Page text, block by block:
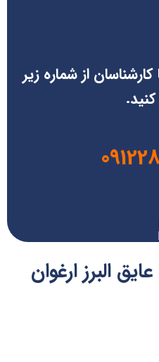
از شماره زیر
البرز ارغوان